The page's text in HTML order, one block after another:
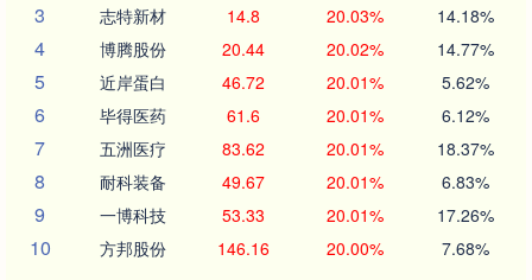
3 志特新材 14.8 20.03% 14.18%
4 博腾股份 20.44 20.02% 14.77%
5 近岸蛋白 46.72 20.01% 5.62%
6 毕得医药 61.6 20.01% 6.12%
7 五洲医疗 83.62 20.01% 18.37%
8 耐科装备 49.67 20.01% 6.83%
9 一博科技 53.33 20.01% 17.26%
10 方邦股份 146.16 20.00% 7.68%